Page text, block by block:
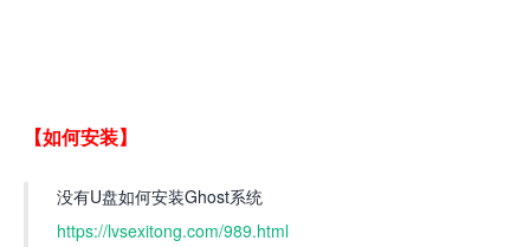
【如何安装】
没有U盘如何安装Ghost系统
https://lvsexitong.com/989.html